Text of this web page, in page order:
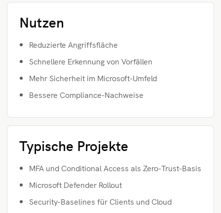
Nutzen
Reduzierte Angriffsfläche
Schnellere Erkennung von Vorfällen
Mehr Sicherheit im Microsoft-Umfeld
Bessere Compliance-Nachweise
Typische Projekte
MFA und Conditional Access als Zero-Trust-Basis
Microsoft Defender Rollout
Security-Baselines für Clients und Cloud